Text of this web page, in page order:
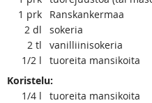
1 prk
Ranskankermaa
2 dl
sokeria
2 tl
vanilliinisokeria
1/2 l
tuoreita mansikoita
Koristelu:
1/4 l
tuoreita mansikoita